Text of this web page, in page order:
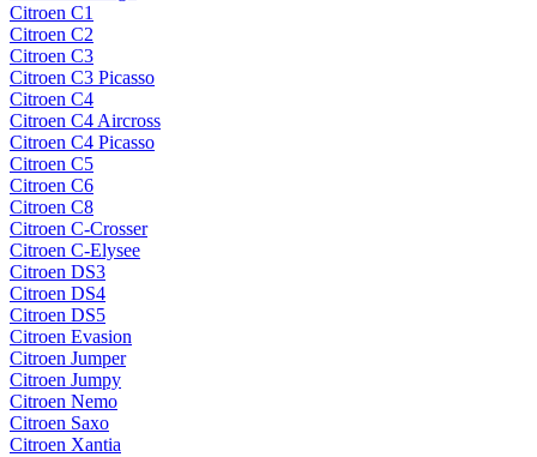
Citroen C1
Citroen C2
Citroen C3
Citroen C3 Picasso
Citroen C4
Citroen C4 Aircross
Citroen C4 Picasso
Citroen C5
Citroen C6
Citroen C8
Citroen C-Crosser
Citroen C-Elysee
Citroen DS3
Citroen DS4
Citroen DS5
Citroen Evasion
Citroen Jumper
Citroen Jumpy
Citroen Nemo
Citroen Saxo
Citroen Xantia